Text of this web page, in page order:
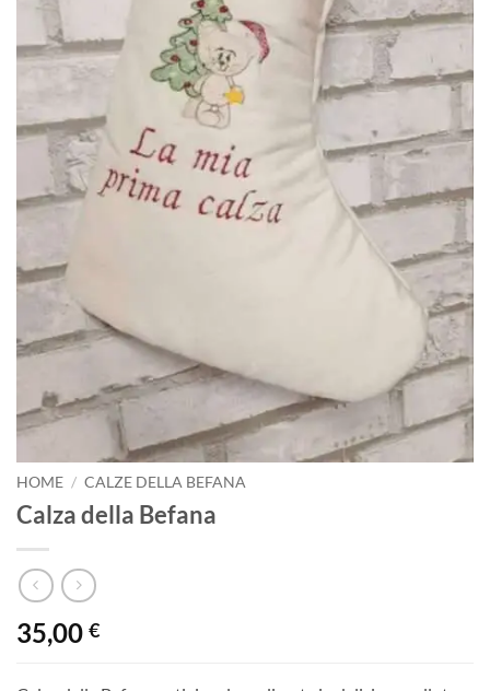
HOME / CALZE DELLA BEFANA
Calza della Befana
35,00 €